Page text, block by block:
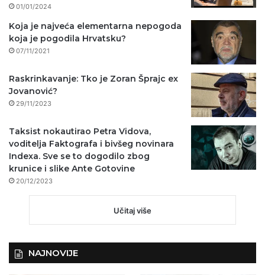
01/01/2024
Koja je najveća elementarna nepogoda
koja je pogodila Hrvatsku?
07/11/2021
Raskrinkavanje: Tko je Zoran Šprajc ex
Jovanović?
29/11/2023
Taksist nokautirao Petra Vidova,
voditelja Faktografa i bivšeg novinara
Indexa. Sve se to dogodilo zbog
krunice i slike Ante Gotovine
20/12/2023
Učitaj više
NAJNOVIJE